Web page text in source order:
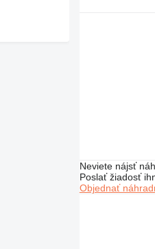
Neviete nájsť
Poslať žiadosť
Objednať